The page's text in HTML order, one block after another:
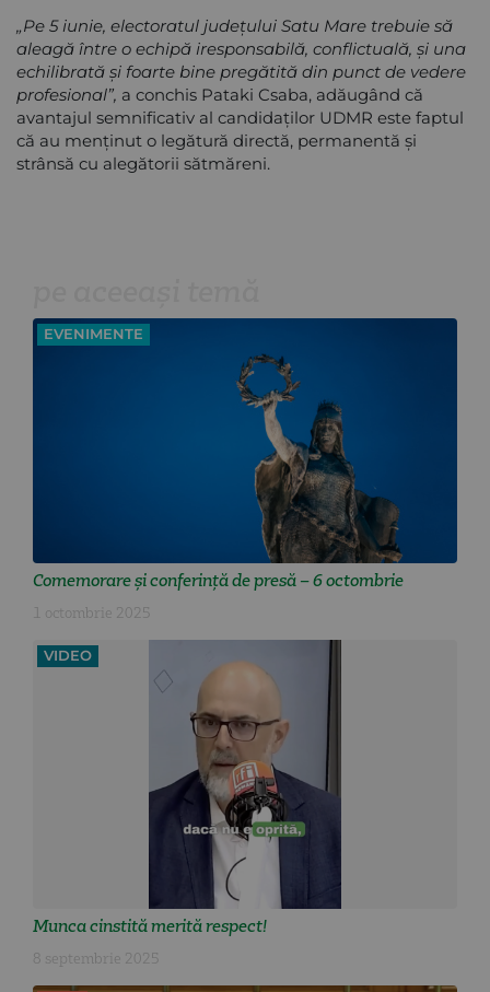
„Pe 5 iunie, electoratul județului Satu Mare trebuie să
aleagă între o echipă iresponsabilă, conflictuală, și una
echilibrată și foarte bine pregătită din punct de vedere
profesional”, a conchis Pataki Csaba, adăugând că
avantajul semnificativ al candidaților UDMR este faptul
că au menținut o legătură directă, permanentă și
strânsă cu alegătorii sătmăreni.
EVENIMENTE
Comemorare și conferință de presă – 6 octombrie
1 octombrie 2025
VIDEO
Munca cinstită merită respect!
8 septembrie 2025